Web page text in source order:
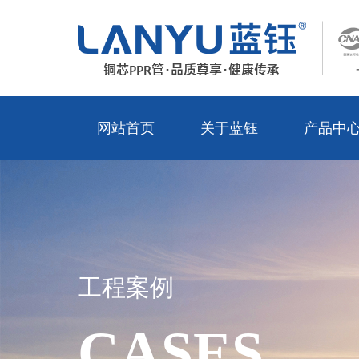
网站首页 关于蓝钰 产品中
工程案例